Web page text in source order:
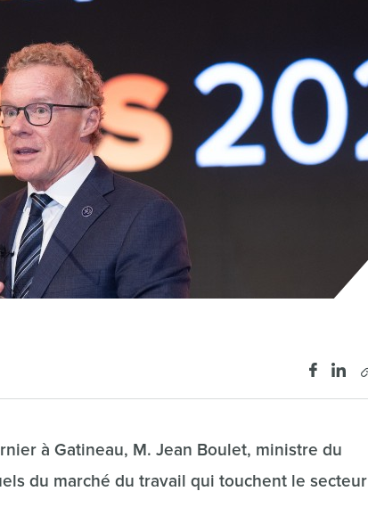
à Gatineau, M. Jean Boulet, ministre du
du marché du travail qui touchent le secteur